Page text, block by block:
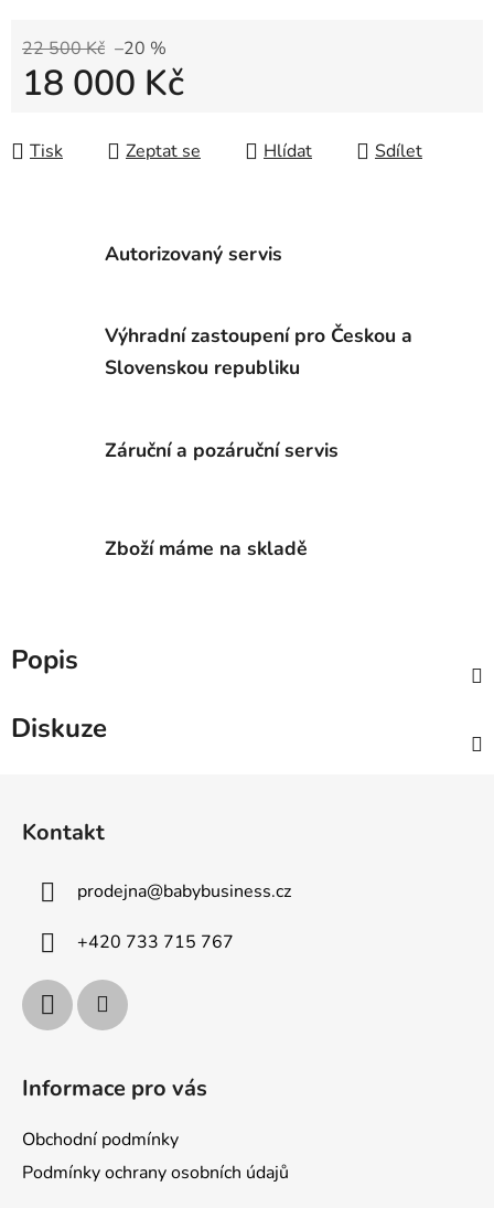
22 500 Kč –20 %
18 000 Kč
Tisk
Zeptat se Hlídat Sdílet
Autorizovaný servis
Výhradní zastoupení pro Českou a
Slovenskou republiku
Záruční a pozáruční servis
Zboží máme na skladě
Popis
Diskuze
Kontakt
prodejna@babybusiness.cz
+420 733 715 767
Informace pro vás
Obchodní podmínky
Podmínky ochrany osobních údajů